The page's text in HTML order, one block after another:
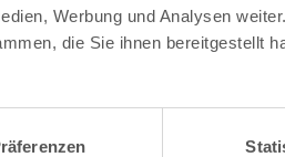
Werbung und Analysen
die Sie ihnen bereitgestellt